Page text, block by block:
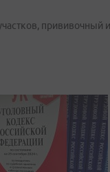
прививочный